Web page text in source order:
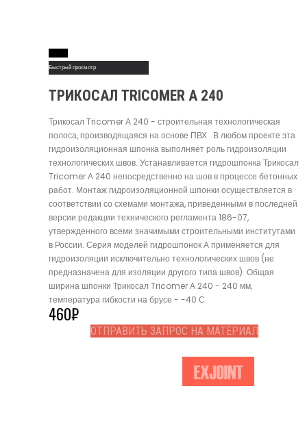
Быстрый просмотр
ТРИКОСАЛ TRICOMER А 240
Трикосал Tricomer А 240 - строительная технологическая
полоса, производящаяся на основе ПВХ . В любом проекте эта
гидроизоляционная шпонка выполняет роль гидроизоляции
технологических швов. Устанавливается гидрошпонка Трикосал
Tricomer А 240 непосредственно на шов в процессе бетонных
работ. Монтаж гидроизоляционной шпонки осуществляется в
соответствии со схемами монтажа, приведенными в последней
версии редакции технического регламента 186-07,
утвержденного всеми значимыми строительными институтами
в России. Серия моделей гидрошпонок А применяется для
гидроизоляции исключительно технологических швов (не
предназначена для изоляции другого типа швов). Общая
ширина шпонки Трикосал Tricomer А 240 - 240 мм,
температура гибкости на брусе - -40 С.
460₽
ОТПРАВИТЬ ЗАПРОС НА МАТЕРИАЛ